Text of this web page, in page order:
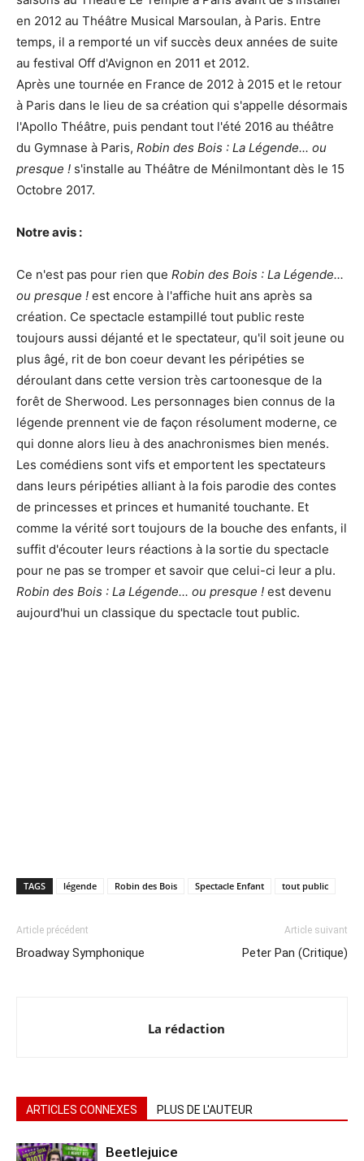
en 2012 au Théâtre Musical Marsoulan, à Paris. Entre
temps, il a remporté un vif succès deux années de suite
au festival Off d'Avignon en 2011 et 2012.
Après une tournée en France de 2012 à 2015 et le retour
à Paris dans le lieu de sa création qui s'appelle désormais
l'Apollo Théâtre, puis pendant tout l'été 2016 au théâtre
du Gymnase à Paris, Robin des Bois : La Légende... ou
presque ! s'installe au Théâtre de Ménilmontant dès le 15
Octobre 2017.
Notre avis :
Ce n'est pas pour rien que Robin des Bois : La Légende...
ou presque ! est encore à l'affiche huit ans après sa
création. Ce spectacle estampillé tout public reste
toujours aussi déjanté et le spectateur, qu'il soit jeune ou
plus âgé, rit de bon coeur devant les péripéties se
déroulant dans cette version très cartoonesque de la
forêt de Sherwood. Les personnages bien connus de la
légende prennent vie de façon résolument moderne, ce
qui donne alors lieu à des anachronismes bien menés.
Les comédiens sont vifs et emportent les spectateurs
dans leurs péripéties alliant à la fois parodie des contes
de princesses et princes et humanité touchante. Et
comme la vérité sort toujours de la bouche des enfants, il
suffit d'écouter leurs réactions à la sortie du spectacle
pour ne pas se tromper et savoir que celui-ci leur a plu.
Robin des Bois : La Légende... ou presque ! est devenu
aujourd'hui un classique du spectacle tout public.
TAGS légende Robin des Bois Spectacle Enfant tout public
Article précédent
Broadway Symphonique
Article suivant
Peter Pan (Critique)
La rédaction
ARTICLES CONNEXES PLUS DE L'AUTEUR
Beetlejuice